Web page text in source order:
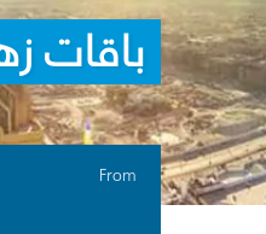
باقات
From